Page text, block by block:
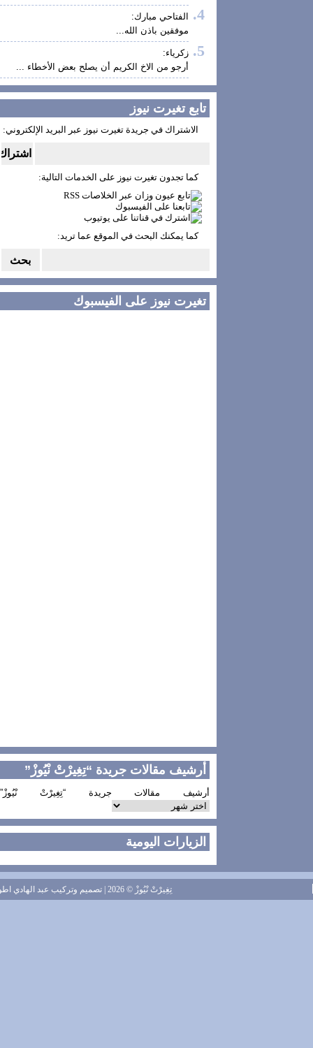
الفتاحي مبارك:
موفقين باذن الله...
زكرياء:
أرجو من الاخ الكريم أن يصلح بعض الأخطاء ...
تابع تغيرت نيوز
الاشتراك في جريدة تغيرت نيوز عبر البريد الإلكتروني:
كما تجدون تغيرت نيوز على الخدمات التالية:
كما يمكنك البحث في الموقع عما تريد:
تغيرت نيوز على الفيسبوك
أرشيف مقالات جريدة “تِغِيرْتْ نْيُوزْ”
أرشيف مقالات جريدة “تِغِيرْتْ نْيُوزْ”
الزيارات اليومية
تِغِيرْتْ نْيُوزْ© 2026 | تصميم وتركيب عبد الهادي اطويل